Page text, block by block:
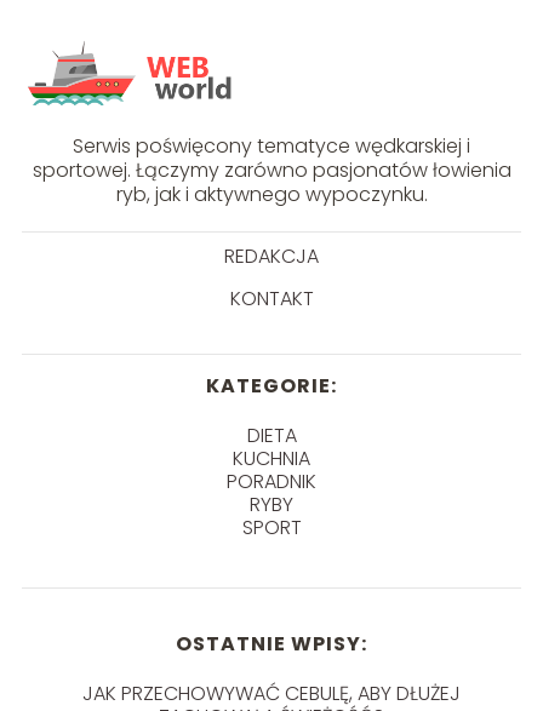
Serwis poświęcony tematyce wędkarskiej i
sportowej. Łączymy zarówno pasjonatów łowienia
ryb, jak i aktywnego wypoczynku.
REDAKCJA
KONTAKT
KATEGORIE:
DIETA
KUCHNIA
PORADNIK
RYBY
SPORT
OSTATNIE WPISY:
JAK PRZECHOWYWAĆ CEBULĘ, ABY DŁUŻEJ